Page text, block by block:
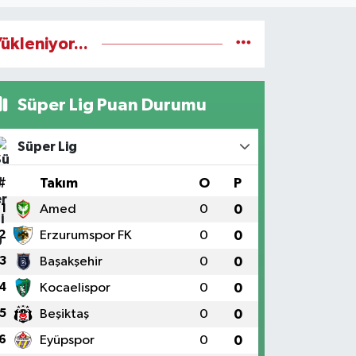
Süper Lig Puan Durumu
Süper Lig
Takım O P
1 Amed 0 0
Erzurumspor FK 0 0
3 Başakşehir 0 0
Kocaelispor 0 0
5 Beşiktaş 0 0
Eyüpspor 0 0